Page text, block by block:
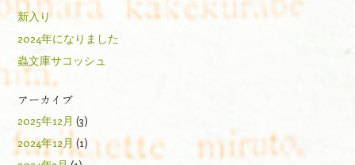
新入り
2024年になりました
蟲文庫サコッシュ
アーカイブ
2025年12月 (3)
2024年12月 (1)